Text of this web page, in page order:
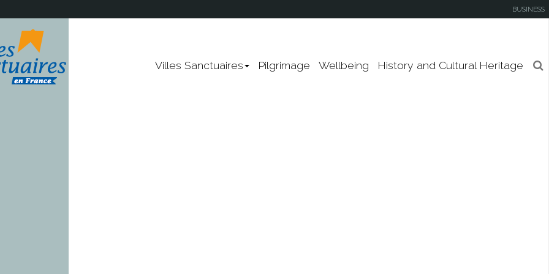
BUSINESS
Villes Sanctuaires Pilgrimage Wellbeing History and Cultural Heritage
keywords